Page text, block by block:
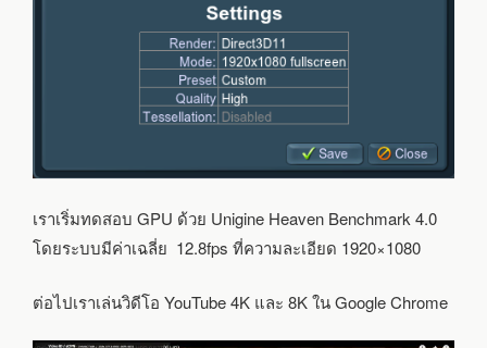
เราเริ่มทดสอบ GPU ด้วย Unigine Heaven Benchmark 4.0
โดยระบบมีค่าเฉลี่ย 12.8fps ที่ความละเอียด 1920×1080
ต่อไปเราเล่นวิดีโอ YouTube 4K และ 8K ใน Google Chrome